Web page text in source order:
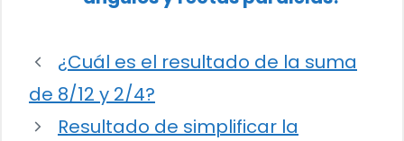
¿Cuál es el resultado de la suma
de 8/12 y 2/4?
Resultado de simplificar la